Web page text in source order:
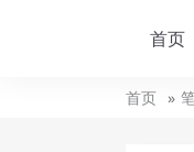
首页
首页